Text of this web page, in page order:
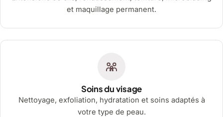
et maquillage permanent.
Soins du visage
Nettoyage, exfoliation, hydratation et soins adaptés à
votre type de peau.